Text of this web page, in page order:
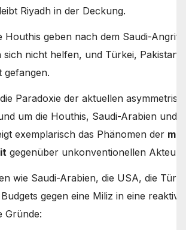
Riyadh in der Deckung.
Houthis geben nach dem Saudi-
sich nicht helfen, und Türkei, Pakistan
gefangen.
Paradoxie der aktuellen
um die Houthis, Saudi-Arabien und
exemplarisch das Phänomen der
gegenüber unkonventionellen
wie Saudi-Arabien, die USA, die
gegen eine Miliz in eine
Gründe: